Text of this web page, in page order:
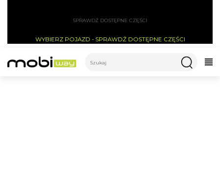
SPRAWDŹ DOSTĘPNE CZĘŚCI
WYBIERZ POJAZD - SPRAWDŹ DOSTĘPNE CZĘŚCI
CATEGORIES